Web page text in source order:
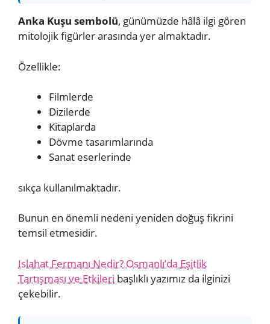
Anka Kuşu sembolü, günümüzde hâlâ ilgi gören
mitolojik figürler arasında yer almaktadır.
Özellikle:
Filmlerde
Dizilerde
Kitaplarda
Dövme tasarımlarında
Sanat eserlerinde
sıkça kullanılmaktadır.
Bunun en önemli nedeni yeniden doğuş fikrini
temsil etmesidir.
Islahat Fermanı Nedir? Osmanlı’da Eşitlik
Tartışması ve Etkileri başlıklı yazımız da ilginizi
çekebilir.